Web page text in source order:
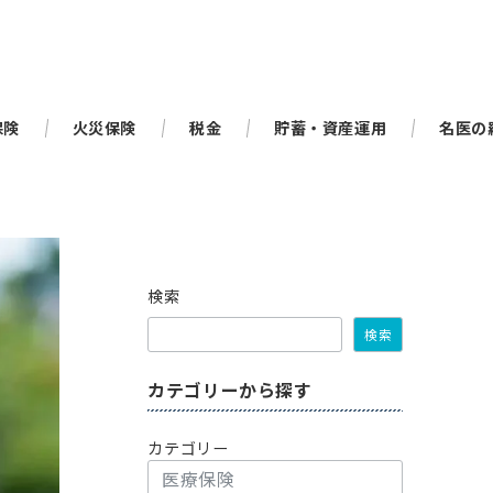
火災保険 税金 貯蓄・資産運用 名医の
検索
検索
カテゴリーから探す
カテゴリー